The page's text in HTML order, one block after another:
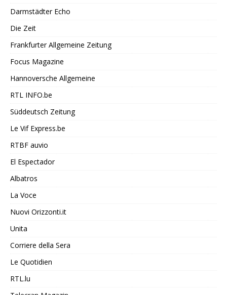
Darmstädter Echo
Die Zeit
Frankfurter Allgemeine Zeitung
Focus Magazine
Hannoversche Allgemeine
RTL INFO.be
Süddeutsch Zeitung
Le Vif Express.be
RTBF auvio
El Espectador
Albatros
La Voce
Nuovi Orizzonti.it
Unita
Corriere della Sera
Le Quotidien
RTL.lu